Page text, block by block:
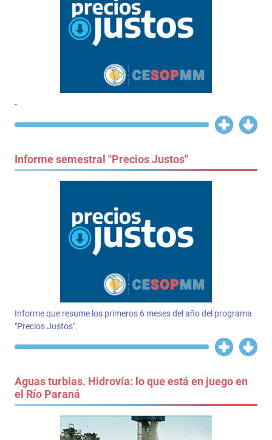
-
Informe semestral "Precios Justos"
Informe que resume los primeros 6 meses del año del programa
"Precios Justos".
Aguas turbias. Hidrovía: lo que está en juego en
el Río Paraná